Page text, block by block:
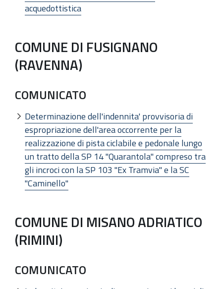
acquedottistica
COMUNE DI FUSIGNANO
(RAVENNA)
COMUNICATO
Determinazione dell'indennita' provvisoria di
espropriazione dell'area occorrente per la
realizzazione di pista ciclabile e pedonale lungo
un tratto della SP 14 "Quarantola" compreso tra
gli incroci con la SP 103 "Ex Tramvia" e la SC
"Caminello"
COMUNE DI MISANO ADRIATICO
(RIMINI)
COMUNICATO